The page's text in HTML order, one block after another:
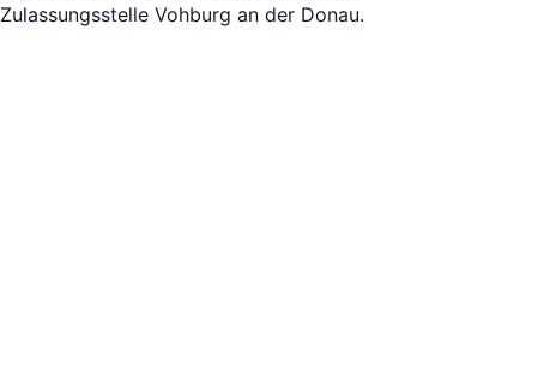
Zulassungsstelle Vohburg an der Donau.